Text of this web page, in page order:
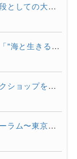
【学内セミナー】「社会実装の手段としての大学発スタートアップ...
気仙沼市・東京海洋大学連携事業「"海と生きる"連続水産セミナー...
東京海洋大学スタートアップワークショップを開催しました。
東京海洋大学スタートアップフォーラム〜東京都大学発スタートア...